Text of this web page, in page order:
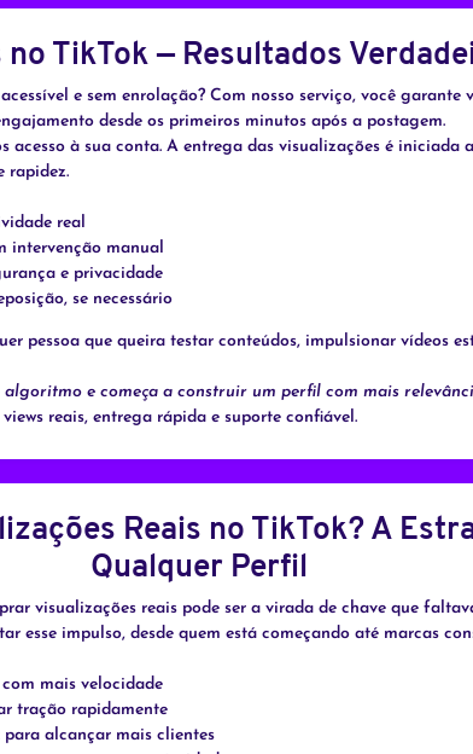
TikTok — Resultados
e sem enrolação? Com nosso serviço, você garante
desde os primeiros minutos após a postagem.
à sua conta. A entrega das visualizações é
rapidez.
real
intervenção manual
e privacidade
se necessário
pessoa que queira testar conteúdos, impulsionar vídeos
e começa a construir um perfil com mais
reais, entrega rápida e suporte confiável.
Reais no TikTok? A
Qualquer Perfil
visualizações reais pode ser a virada de chave que
esse impulso, desde quem está começando até marcas
mais velocidade
tração rapidamente
alcançar mais clientes